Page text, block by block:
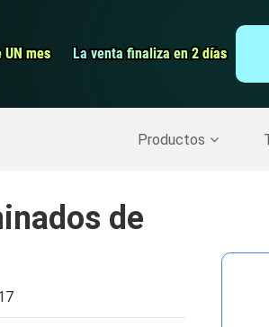
mes
mes La venta finaliza en 2 días
La venta finaliza en 2 días
Productos
Grabador de pantalla
Copia de seguridad del iPhone >>
de